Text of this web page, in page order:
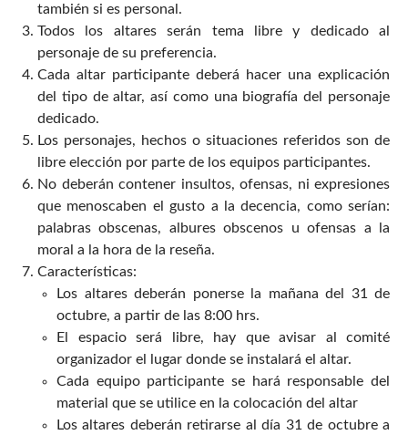
también si es personal.
Todos los altares serán tema libre y dedicado al
personaje de su preferencia.
Cada altar participante deberá hacer una explicación
del tipo de altar, así como una biografía del personaje
dedicado.
Los personajes, hechos o situaciones referidos son de
libre elección por parte de los equipos participantes.
No deberán contener insultos, ofensas, ni expresiones
que menoscaben el gusto a la decencia, como serían:
palabras obscenas, albures obscenos u ofensas a la
moral a la hora de la reseña.
Características:
Los altares deberán ponerse la mañana del 31 de
octubre, a partir de las 8:00 hrs.
El espacio será libre, hay que avisar al comité
organizador el lugar donde se instalará el altar.
Cada equipo participante se hará responsable del
material que se utilice en la colocación del altar
Los altares deberán retirarse al día 31 de octubre a